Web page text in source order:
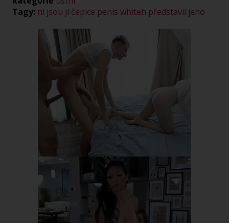
Tagy: ní jsou jí čepice penis whiteh představil jeho